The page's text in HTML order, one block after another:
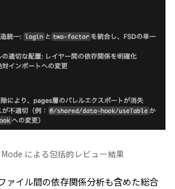
による包括的レビュー結果
ァイル間の依存関係分析も含めた総合